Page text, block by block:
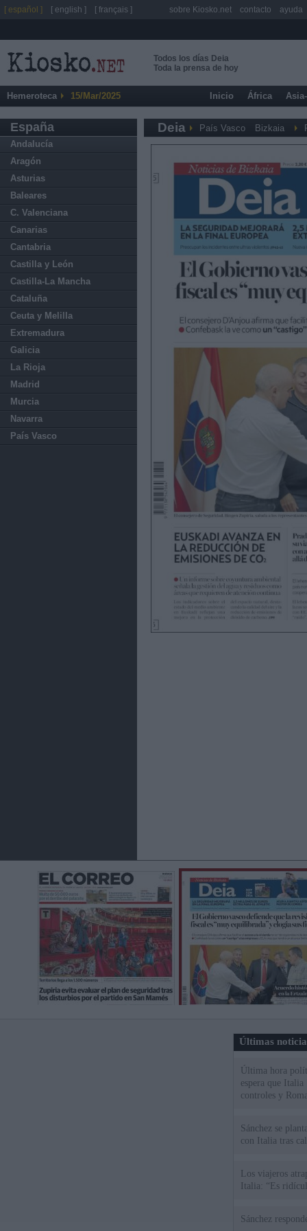
Todos los días Deia
Toda la prensa de hoy
Hemeroteca 15/Mar/2025 Inicio África
España
Andalucía
Aragón
Asturias
Baleares
C. Valenciana
Canarias
Cantabria
Castilla y León
Castilla-La Mancha
Cataluña
Ceuta y Melilla
Extremadura
Galicia
La Rioja
Madrid
Murcia
Navarra
País Vasco
Deia País Vasco Bizkaia
Últimas
Última hora
espera que
controles y
Sánchez se
con Italia tras
Los viajeros
Italia: “Es
Sánchez
[ español ] [ english ] [ français ] sobre Kiosko.net contacto ayuda